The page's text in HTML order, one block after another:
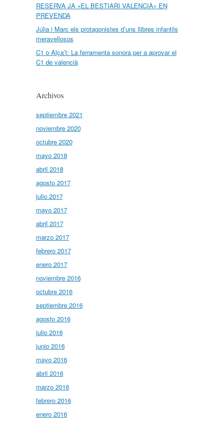
RESERVA JA «EL BESTIARI VALENCIÀ» EN
PREVENDA
Júlia i Marc els protagonistes d’uns llibres infantils
meravellosos
C1 o Alça’t: La ferramenta sonora per a aprovar el
C1 de valencià
Archivos
septiembre 2021
noviembre 2020
octubre 2020
mayo 2018
abril 2018
agosto 2017
julio 2017
mayo 2017
abril 2017
marzo 2017
febrero 2017
enero 2017
noviembre 2016
octubre 2016
septiembre 2016
agosto 2016
julio 2016
junio 2016
mayo 2016
abril 2016
marzo 2016
febrero 2016
enero 2016